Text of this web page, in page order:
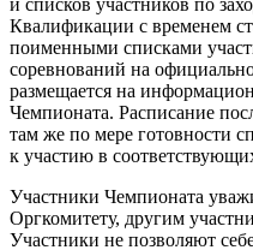
и списков участников по
Квалификации с временем
поименными списками
соревнований на
размещается на
Чемпионата. Расписание
там же по мере готовности
к участию в
Участники Чемпионата
Оргкомитету, другим
Участники не позволяют